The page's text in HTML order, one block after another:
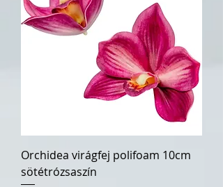
Orchidea virágfej polifoam 10cm
sötétrózsaszín